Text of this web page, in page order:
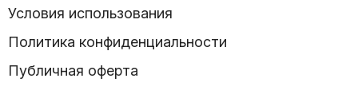
Условия использования
Политика конфиденциальности
Публичная оферта